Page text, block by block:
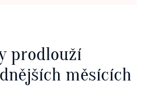
prodlouží
měsících